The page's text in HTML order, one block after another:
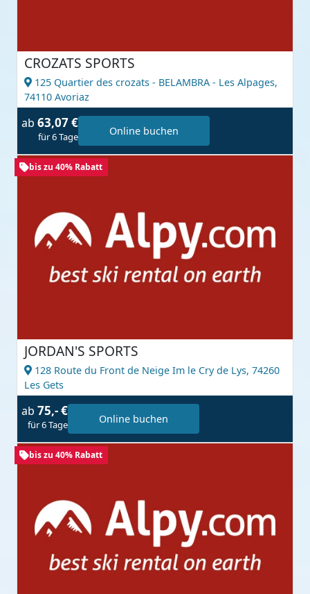
CROZATS SPORTS
125 Quartier des crozats - BELAMBRA - Les Alpages,
74110 Avoriaz
ab 63,07 €
für 6 Tage Online buchen
bis zu 40% Rabatt
JORDAN'S SPORTS
128 Route du Front de Neige Im le Cry de Lys, 74260
Les Gets
ab 75,- €
für 6 Tage Online buchen
bis zu 40% Rabatt